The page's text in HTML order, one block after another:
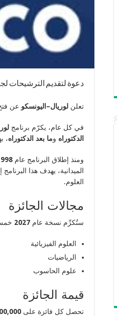
دعوة لتقديم الترشيحات
تعلن لوريال–اليونسكو عن
في كل عام، يكرّم برنامج
الدكتوراه وما بعد الدكتوراه،
ومنذ إطلاق البرنامج عام
الميدانية، يهدف هذا
العلوم.
مجالات الجائزة
ستُكرِّم نسخة عام 2027 خمس (05) باحثات
العلوم الفيزيائية
الرياضيات
علوم الحاسوب
قيمة الجائزة
تحصل كل فائزة على 100,000